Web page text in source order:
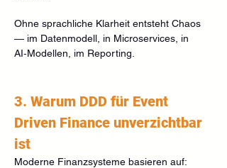
Ohne sprachliche Klarheit entsteht Chaos
— im Datenmodell, in Microservices, in
AI‑Modellen, im Reporting.
3. Warum DDD für Event
Driven Finance unverzichtbar
ist
Moderne Finanzsysteme basieren auf: